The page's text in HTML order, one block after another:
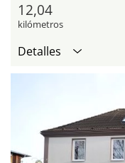
12,04
kilómetros
Detalles